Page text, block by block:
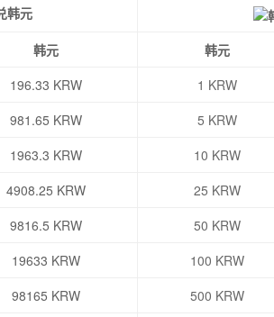
韩元
韩元 韩元
196.33 KRW 1 KRW
981.65 KRW 5 KRW
1963.3 KRW 10 KRW
4908.25 KRW 25 KRW
9816.5 KRW 50 KRW
19633 KRW 100 KRW
98165 KRW 500 KRW